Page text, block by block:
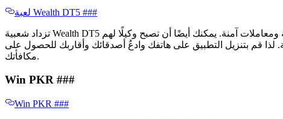
لعبة Wealth DT5 ​​###
تزداد شعبية Wealth DT5 بسبب مجموعتها الواسعة من ألعاب القمار وفرص الكسب. يفضل الكثير من الناس في باكستان هذا التطبيق لأنه يقدم جوائز نقدية حقيقية ومعاملات آمنة. يمكنك أيضًا أن تصبح وكيلًا لهم
قم بتنزيل التطبيق على هاتفك وادعُ أصدقائك وأقاربك للحصول على
مكافأتك.
Win PKR ​​###
Win PKR ​​###